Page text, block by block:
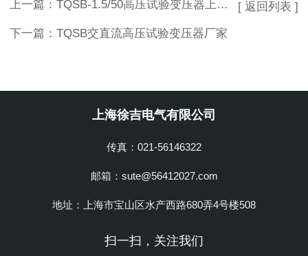
上一篇： TQSB-1.5/50高压试验变压器上海徐吉制造
下一篇： TQSB交直流高压试验变压器厂家
[ 返回列表 ]
上海徐吉电气有限公司
传真：021-56146322
邮箱：sute@56412027.com
地址：上海市宝山区水产西路680弄4号楼508
扫一扫，关注我们